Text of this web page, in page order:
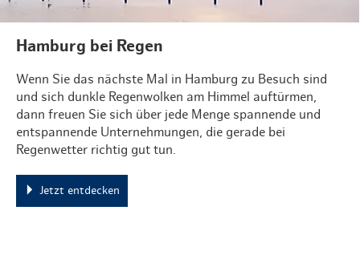
Hamburg bei Regen
Wenn Sie das nächste Mal in Hamburg zu Besuch sind
und sich dunkle Regenwolken am Himmel auftürmen,
dann freuen Sie sich über jede Menge spannende und
entspannende Unternehmungen, die gerade bei
Regenwetter richtig gut tun.
Jetzt entdecken